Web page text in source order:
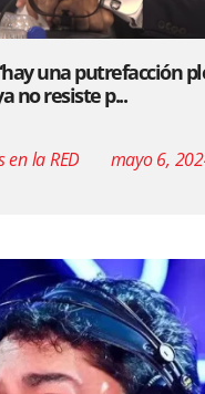
una putrefacción
no resiste p...
en la RED mayo 6,